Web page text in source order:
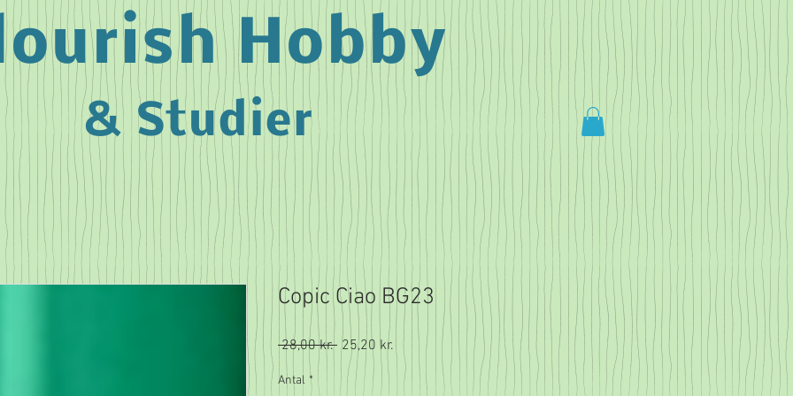
Hobby
& Studier
Copic Ciao BG23
28,00 kr. Regulær
pris
25,20 kr. Salgspris
Antal *